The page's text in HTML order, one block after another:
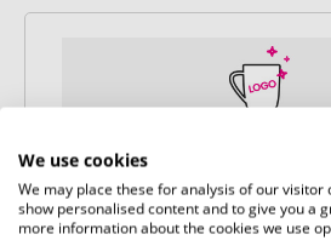
Schritt 1:
Artikelkonfiguration
Wählen Sie Ihre
We use cookies
We may place these for analysis of our
show personalised content and to give you a
more information about the cookies we use